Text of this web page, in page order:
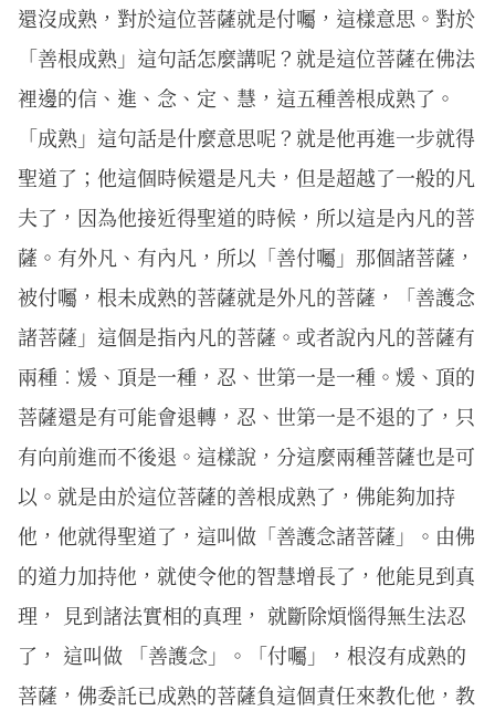
還沒成熟，對於這位菩薩就是付囑，這樣意思。對於
「善根成熟」這句話怎麼講呢？就是這位菩薩在佛法
裡邊的信、進、念、定、慧，這五種善根成熟了。
「成熟」這句話是什麼意思呢？就是他再進一步就得
聖道了；他這個時候還是凡夫，但是超越了一般的凡
夫了，因為他接近得聖道的時候，所以這是內凡的菩
薩。有外凡、有內凡，所以「善付囑」那個諸菩薩，
被付囑，根未成熟的菩薩就是外凡的菩薩，「善護念
諸菩薩」這個是指內凡的菩薩。或者說內凡的菩薩有
兩種︰煖、頂是一種，忍、世第一是一種。煖、頂的
菩薩還是有可能會退轉，忍、世第一是不退的了，只
有向前進而不後退。這樣說，分這麼兩種菩薩也是可
以。就是由於這位菩薩的善根成熟了，佛能夠加持
他，他就得聖道了，這叫做「善護念諸菩薩」。由佛
的道力加持他，就使令他的智慧增長了，他能見到真
理， 見到諸法實相的真理， 就斷除煩惱得無生法忍
了， 這叫做 「善護念」。「付囑」，根沒有成熟的
菩薩，佛委託已成熟的菩薩負這個責任來教化他，教